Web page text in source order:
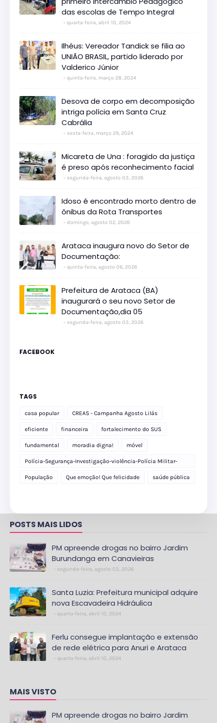
das escolas de Tempo Integral
quarta-feira, abril 10, 2024
Ilhéus: Vereador Tandick se filia ao
UNIÃO BRASIL, partido liderado por
Valderico Júnior
quinta-feira, março 28, 2024
Desova de corpo em decomposição
intriga polícia em Santa Cruz
Cabrália
sexta-feira, março 29, 2024
Micareta de Una : foragido da justiça
é preso após reconhecimento facial
segunda-feira, agosto 03, 2026
Idoso é encontrado morto dentro de
ônibus da Rota Transportes
domingo, agosto 02, 2026
Arataca inaugura novo do Setor de
Documentação:
quinta-feira, agosto 06, 2026
Prefeitura de Arataca (BA)
inaugurará o seu novo Setor de
Documentação,dia 05
segunda-feira, agosto 03, 2026
FACEBOOK
TAGS
casa popular CREAS - Campanha Agosto Lilás
eficiente financeira fortalecimento do SUS
fundamental moradia digna! móvel
Polícia-Segurança-Investigação-violência-Polícia Militar-
delegacia
População Que emoção! Que felicidade saúde pública
POSTS MAIS LIDOS
PM apreende drogas no bairro Jardim
Burundanga em Canavieiras
segunda-feira, agosto 03, 2026
Santa Luzia: Prefeitura municipal adquire
nova Escavadeira Hidráulica
quarta-feira, abril 10, 2024
Ferlu consegue implantação e extensão
de rede elétrica para Anuri e Arataca
quarta-feira, abril 10, 2024
MAIS VISTO
PM apreende drogas no bairro Jardim